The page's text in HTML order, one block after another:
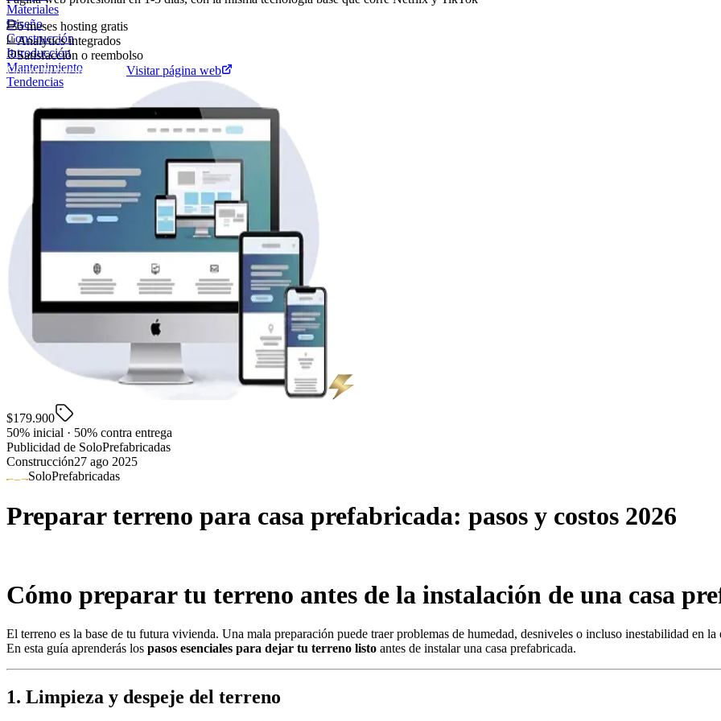
Materiales
Diseño
Construcción
Introducción
Mantenimiento
Tendencias
6 meses hosting gratis
Analytics integrados
Satisfacción o reembolso
Cotiza tu página web
Visitar página web
$179.900
50% inicial · 50% contra entrega
Publicidad de SoloPrefabricadas
Construcción27 ago 2025
SoloPrefabricadas
Preparar terreno para casa prefabricada: pasos y costos 2026
Cómo preparar tu terreno antes de la instalación de una casa
El terreno es la base de tu futura vivienda. Una mala preparación puede traer problemas de humedad, desniveles o incluso inestabilidad en la
En esta guía aprenderás los pasos esenciales para dejar tu terreno listo antes de instalar una casa prefabricada.
1. Limpieza y despeje del terreno